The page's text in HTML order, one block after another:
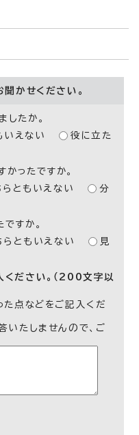
かせください。
したか。
いえない
役に立た
ったですか。
らともいえない
分
すか。
らともいえない
見
ください。（200文字以
た点などをご記入くだ
いたしませんので、ご